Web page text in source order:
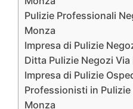
Pulizie Professionali
Monza
Impresa di Pulizie
Ditta Pulizie Negozi
Impresa di Pulizie
Professionisti in
Monza